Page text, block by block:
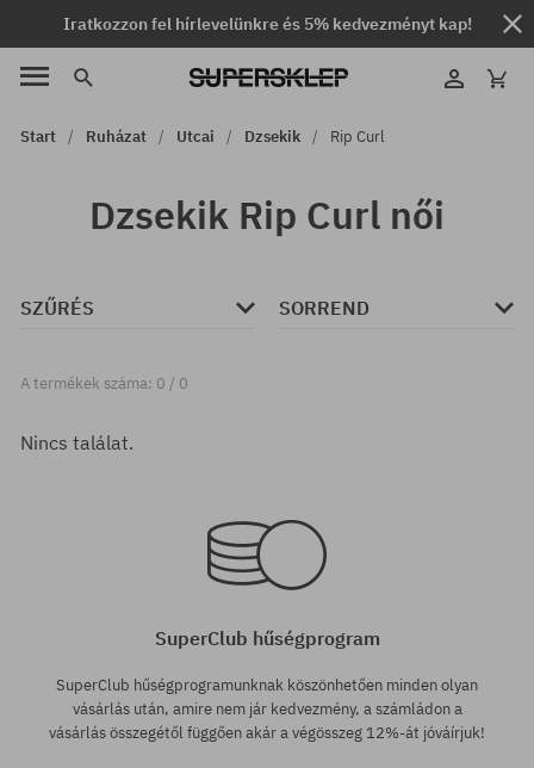
Iratkozzon fel hírlevelünkre és 5% kedvezményt kap!
Start Ruházat Utcai Dzsekik Rip Curl
Dzsekik Rip Curl női
SZŰRÉS SORREND
A termékek száma: 0 / 0
Nincs találat.
SuperClub hűségprogram
SuperClub hűségprogramunknak köszönhetően minden olyan
vásárlás után, amire nem jár kedvezmény, a számládon a
vásárlás összegétől függően akár a végösszeg 12%-át jóváírjuk!